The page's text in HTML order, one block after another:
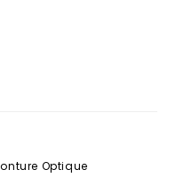
Optique